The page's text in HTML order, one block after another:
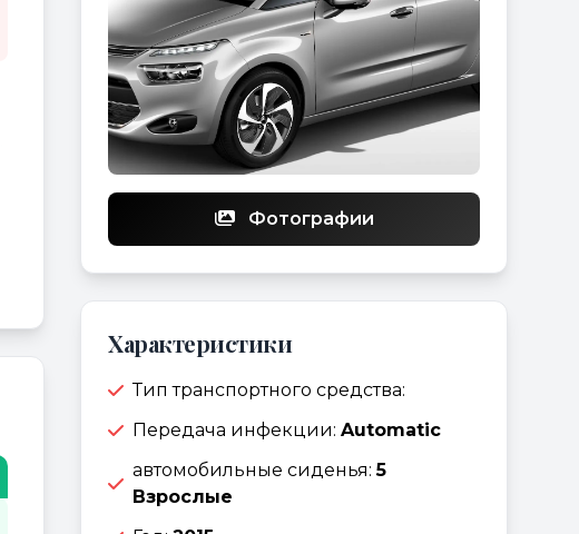
Фотографии
Характеристики
Тип транспортного средства:
Передача инфекции: Automatic
автомобильные сиденья:5
Взрослые